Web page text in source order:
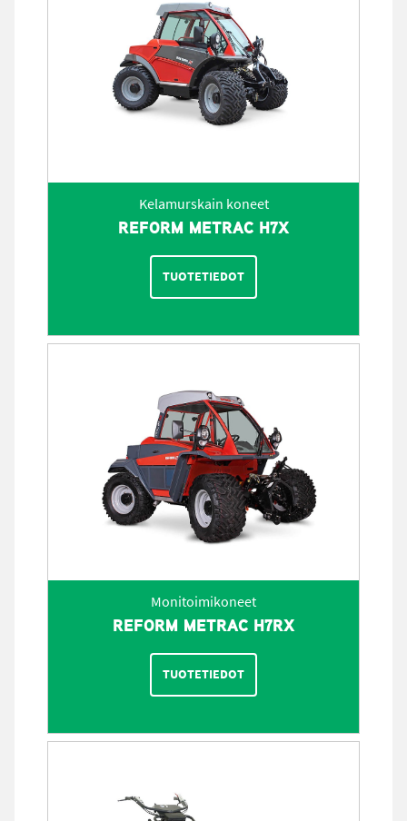
Kelamurskain koneet
REFORM METRAC H7X
TUOTETIEDOT
Monitoimikoneet
REFORM METRAC H7RX
TUOTETIEDOT